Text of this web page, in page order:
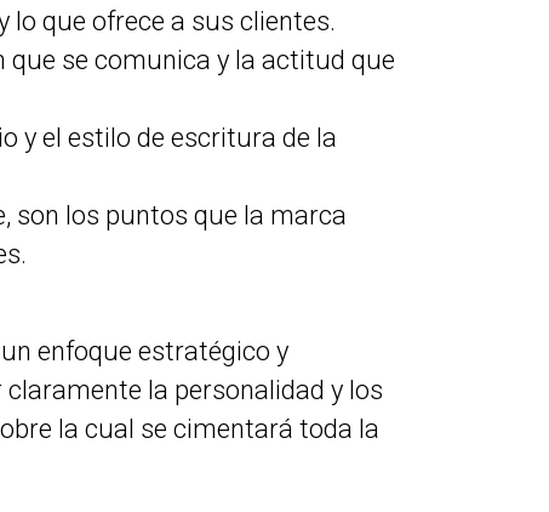
lo que ofrece a sus clientes.
que se comunica y la actitud que
y el estilo de escritura de la
son los puntos que la marca
enfoque estratégico y
la personalidad y los
la cual se cimentará toda la